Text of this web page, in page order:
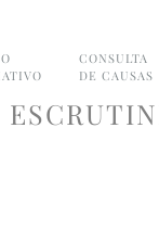
CONSULTA
DE CAUSAS